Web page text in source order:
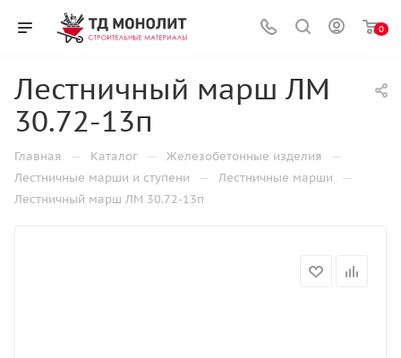
0
Лестничный марш ЛМ
30.72-13п
Главная — Каталог — Железобетонные изделия —
Лестничные марши и ступени — Лестничные марши —
Лестничный марш ЛМ 30.72-13п